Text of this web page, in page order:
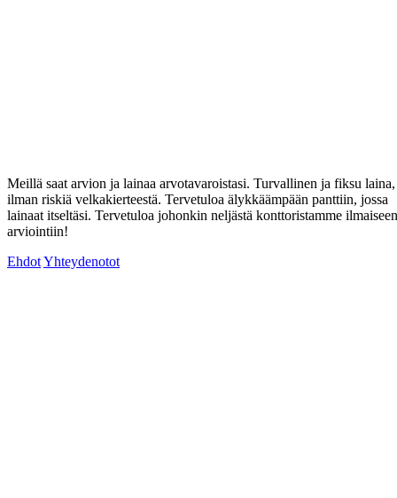
Meillä saat arvion ja lainaa arvotavaroistasi. Turvallinen ja fiksu laina,
ilman riskiä velkakierteestä. Tervetuloa älykkäämpään panttiin, jossa
lainaat itseltäsi. Tervetuloa johonkin neljästä konttoristamme ilmaiseen
arviointiin!
EhdotYhteydenotot